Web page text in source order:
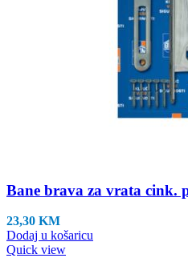
Bane brava za vrata cink.
23,30 KM
Dodaj u košaricu
Quick view